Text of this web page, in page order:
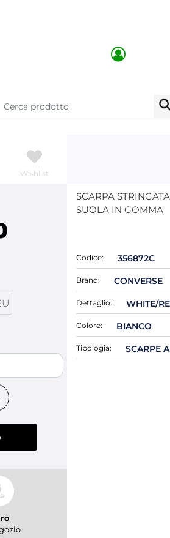
Wishlist
SCARPA
SUOLA IN GOMMA
Codice: 356872C
Brand: CONVERSE
Dettaglio: WHITE/
Colore: BIANCO
Tipologia: SCARPE